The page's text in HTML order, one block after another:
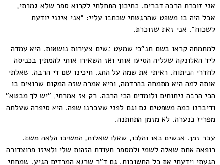
אני זוכרת הרבה דברים. בתיכון התחלתי לקרוא ספר שלא גמרתי,
אבל היה בו משפט שהרגשתי שכתבו עליי: "אני אינני יודעת
לשכוח". אני זאת שזוכרת.
למתמחה קראו בשם תנ"כי שמעט נשים צעירות נושאות. היא עמדה
ליד האלונקה שעליה הסיעו אותי ואז השאירו אותי להמתין בכניסה
לחדרי הניתוח. ראיתי את שמה על התג. חיכינו שם די הרבה. שאלתי
אותה למה היא מתמחה בהרדמה, והיא אמרה שזה המקום שרואים בו
הכי הרבה ניתוחים ולומדים הכי הרבה. רק אז אמרתי, "יש לך מבטא"
ודיברנו כמה משפטים גם וגם לפני שעברנו שפה. היא סיפרה שעלתה
מפריז כנערה. לא מזמן התחתנה.
עבר זמן. אנשים באו והלכו, שאלו שאלות, המשיכו הלאה משם.
רופאה אחת שאלה לשמי ולמספר תעודת הזהות שלי ולאיזו פרוצדורה
הגעתי וידעתי את כל התשובות. גם ד"ר שרגא המרדים הגיע. שמחתי